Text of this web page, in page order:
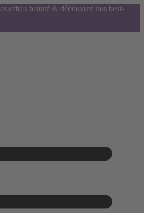
offres beauté & découvrez nos best-